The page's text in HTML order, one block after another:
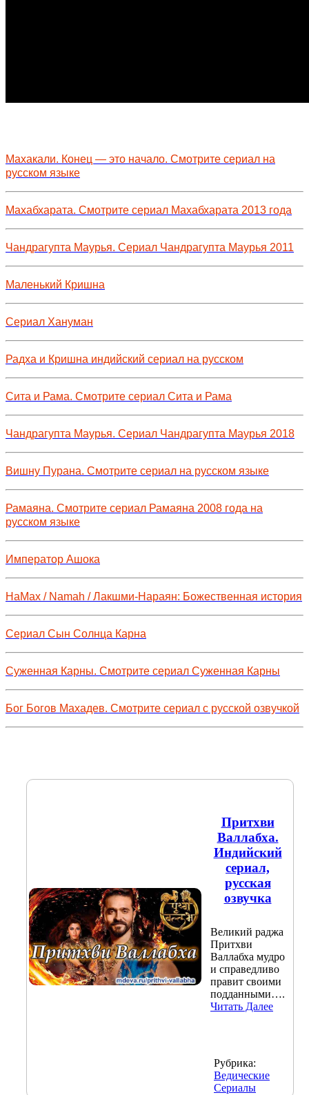
Махакали. Конец — это начало. Смотрите сериал на
русском языке
Махабхарата. Смотрите сериал Махабхарата 2013 года
Чандрагупта Маурья. Сериал Чандрагупта Маурья 2011
Маленький Кришна
Сериал Хануман
Радха и Кришна индийский сериал на русском
Сита и Рама. Смотрите сериал Сита и Рама
Чандрагупта Маурья. Сериал Чандрагупта Маурья 2018
Вишну Пурана. Смотрите сериал на русском языке
Рамаяна. Смотрите сериал Рамаяна 2008 года на
русском языке
Император Ашока
НаМах / Namah / Лакшми-Нараян: Божественная история
Сериал Сын Солнца Карна
Суженная Карны. Смотрите сериал Суженная Карны
Бог Богов Махадев. Смотрите сериал с русской озвучкой
Притхви
Валлабха.
Индийский
сериал,
русская
озвучка
Великий раджа
Притхви
Валлабха мудро
и справедливо
правит своими
подданными….
Читать Далее
Рубрика:
Ведические
Сериалы